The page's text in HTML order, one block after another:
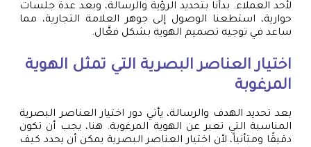
لأحد العملاء. بدأنا بتحديد الرؤية والرسالة، وبعد عدة جلسات
حوارية، استطعنا الوصول إلى جوهر العلامة التجارية، مما
ساعد في توجيه تصميم الهوية بشكل فعَّال.
اختيار العناصر البصرية التي تمثل الهوية
المرغوبة
بعد تحديد الهدف والرسالة، يأتي دور اختيار العناصر البصرية
المناسبة التي تعبر عن الهوية المرغوبة. هنا، يجب أن تكون
دقيقًا ومتأنياً، لأن اختيار العناصر البصرية يمكن أن يحدد كيف